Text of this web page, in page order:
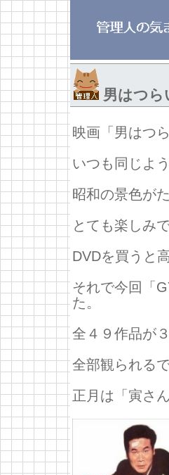
男はつら
映画「男はつ
いつも同じよ
昭和の景色が
とても楽しみで
DVDを買うと
それで今回「
た。
全４９作品が
全部観られる
正月は「寅さ